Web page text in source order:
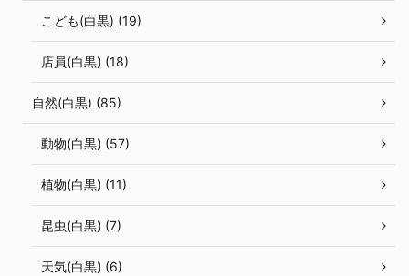
こども(白黒) (19)
店員(白黒) (18)
自然(白黒) (85)
動物(白黒) (57)
植物(白黒) (11)
昆虫(白黒) (7)
天気(白黒) (6)